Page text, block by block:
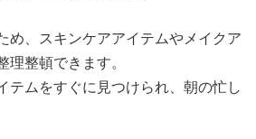
め、スキンケアアイテムやメイクア
整頓できます。
テムをすぐに見つけられ、朝の忙し